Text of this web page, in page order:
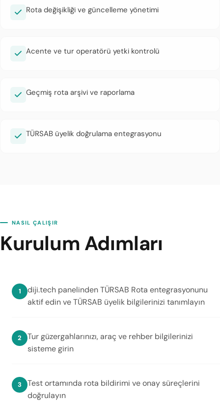
Rota değişikliği ve güncelleme yönetimi
Acente ve tur operatörü yetki kontrolü
Geçmiş rota arşivi ve raporlama
TÜRSAB üyelik doğrulama entegrasyonu
NASIL ÇALIŞIR
Kurulum Adımları
diji.tech panelinden TÜRSAB Rota entegrasyonunu
aktif edin ve TÜRSAB üyelik bilgilerinizi tanımlayın
Tur güzergahlarınızı, araç ve rehber bilgilerinizi
sisteme girin
Test ortamında rota bildirimi ve onay süreçlerini
doğrulayın